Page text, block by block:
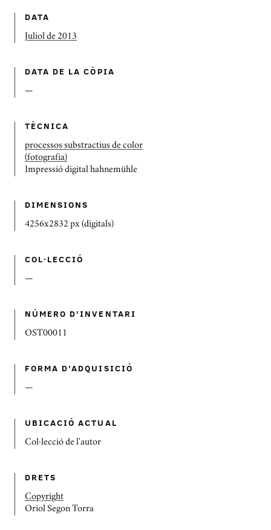
DATA
Juliol de 2013
DATA DE LA CÒPIA
—
TÈCNICA
processos substractius de color
(fotografia)
Impressió digital hahnemühle
DIMENSIONS
4256x2832 px (digitals)
COL·LECCIÓ
—
NÚMERO D'INVENTARI
OST00011
FORMA D'ADQUISICIÓ
—
UBICACIÓ ACTUAL
Col·lecció de l'autor
DRETS
Copyright
Oriol Segon Torra